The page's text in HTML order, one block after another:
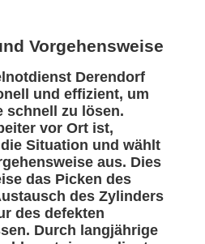
Vorgehensweise
Derendorf
und effizient, um
schnell zu lösen.
vor Ort ist,
Situation und wählt
aus. Dies
das Picken des
des Zylinders
des defekten
Durch langjährige